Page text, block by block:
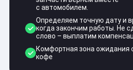
с автомобилем.
Определяем точную дату и
когда закончим работы. Не
слово – выплатим
Комфортная зона ожидания
кофе